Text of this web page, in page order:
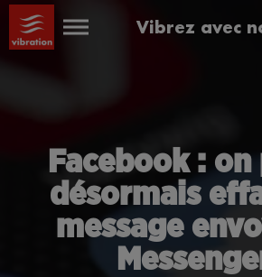
Vibrez avec
Facebook :
désormais
message